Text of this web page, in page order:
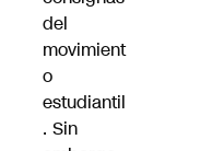
del
movimient
o
estudiantil
. Sin